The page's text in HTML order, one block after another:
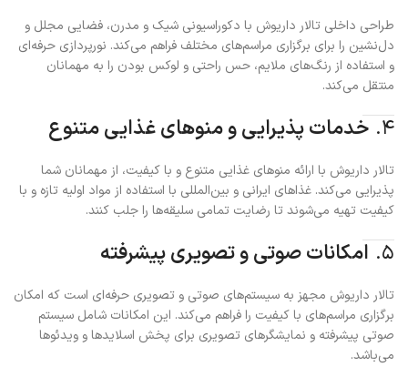
طراحی داخلی تالار داریوش با دکوراسیونی شیک و مدرن، فضایی مجلل و
دل‌نشین را برای برگزاری مراسم‌های مختلف فراهم می‌کند. نورپردازی حرفه‌ای
و استفاده از رنگ‌های ملایم، حس راحتی و لوکس بودن را به مهمانان
منتقل می‌کند.
۴. خدمات پذیرایی و منوهای غذایی متنوع
تالار داریوش با ارائه منوهای غذایی متنوع و با کیفیت، از مهمانان شما
پذیرایی می‌کند. غذاهای ایرانی و بین‌المللی با استفاده از مواد اولیه تازه و با
کیفیت تهیه می‌شوند تا رضایت تمامی سلیقه‌ها را جلب کنند.
۵. امکانات صوتی و تصویری پیشرفته
تالار داریوش مجهز به سیستم‌های صوتی و تصویری حرفه‌ای است که امکان
برگزاری مراسم‌های با کیفیت را فراهم می‌کند. این امکانات شامل سیستم
صوتی پیشرفته و نمایشگرهای تصویری برای پخش اسلایدها و ویدئوها
می‌باشد.